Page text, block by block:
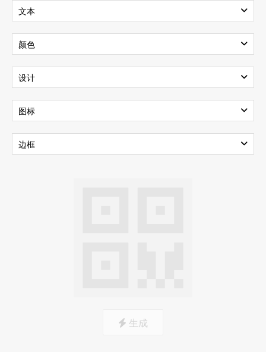
文本
文本內容
文本大小:100%
文本颜色
颜色
背景
透明背景 渐变色
设计
样式
图标
边框
生成